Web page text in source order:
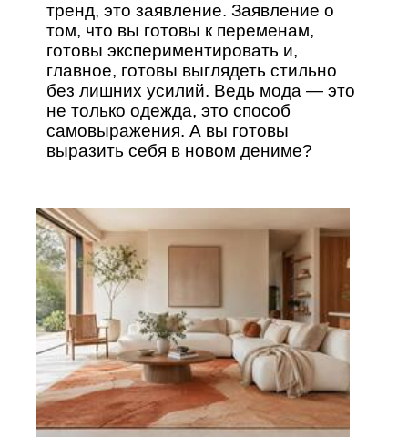
тренд, это заявление. Заявление о
том, что вы готовы к переменам,
готовы экспериментировать и,
главное, готовы выглядеть стильно
без лишних усилий. Ведь мода — это
не только одежда, это способ
самовыражения. А вы готовы
выразить себя в новом дениме?